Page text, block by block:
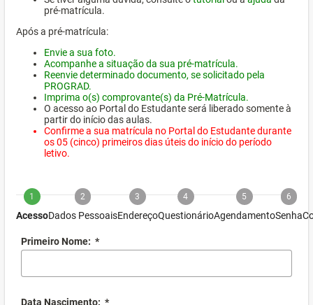
pré-matrícula.
Após a pré-matrícula:
Envie a sua foto.
Acompanhe a situação da sua pré-matrícula.
Reenvie determinado documento, se solicitado pela
PROGRAD.
Imprima o(s) comprovante(s) da Pré-Matrícula.
O acesso ao Portal do Estudante será liberado somente à
partir do início das aulas.
Confirme a sua matrícula no Portal do Estudante durante
os 05 (cinco) primeiros dias úteis do início do período
letivo.
1
Acesso
2
Dados Pessoais
3
Endereço
4
Questionário
5
Agendamento
6
Senha
Primeiro Nome: *
Data Nascimento: *